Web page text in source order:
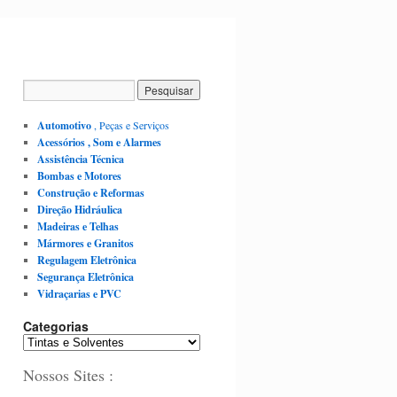
Automotivo, Peças e Serviços
Acessórios , Som e Alarmes
Assistência Técnica
Bombas e Motores
Construção e Reformas
Direção Hidráulica
Madeiras e Telhas
Mármores e Granitos
Regulagem Eletrônica
Segurança Eletrônica
Vidraçarias e PVC
Categorias
C
tNossos Sites :